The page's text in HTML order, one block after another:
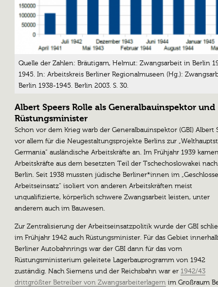
Quelle der Zahlen: Bräutigam, Helmut: Zwangsarbeit in Berlin
1945. In: Arbeitskreis Berliner Regionalmuseen (Hg.):
Berlin 1938-1945. Berlin 2003. S. 30.
Albert Speers Rolle als Generalbauinspektor und
Rüstungsminister
Schon vor dem Krieg warb der Generalbauinspektor (GBI) Albert
vor allem für die Neugestaltungsprojekte Berlins zur
Germania“ ausländische Arbeitskräfte an. Im Frühjahr 1939
Arbeitskräfte aus dem besetzten Teil der Tschechoslowakei nach
Berlin. Seit 1938 mussten jüdische Berliner*innen im
Arbeitseinsatz“ isoliert von anderen Arbeitskräften meist
unqualifizierte, körperlich schwere Zwangsarbeit leisten, unter
anderem auch im Bauwesen.
Zur Zentralisierung der Arbeitseinsatzpolitik wurde der GBI
im Frühjahr 1942 auch Rüstungsminister. Für das Gebiet
Berliner Autobahnrings war der GBI dann für das vom
Rüstungsministerium geleitete Lagerbauprogramm von 1942
zuständig. Nach Siemens und der Reichsbahn war er 1942/43
drittgrößter Betreiber von Zwangsarbeiterlagern im Großraum